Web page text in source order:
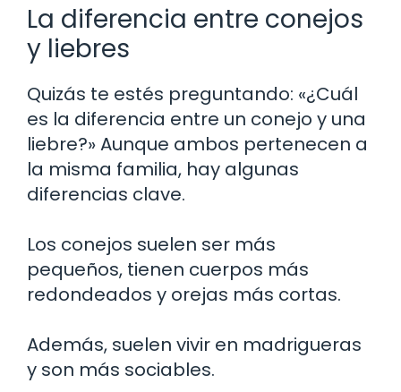
La diferencia entre conejos
y liebres
Quizás te estés preguntando: «¿Cuál
es la diferencia entre un conejo y una
liebre?» Aunque ambos pertenecen a
la misma familia, hay algunas
diferencias clave.
Los conejos suelen ser más
pequeños, tienen cuerpos más
redondeados y orejas más cortas.
Además, suelen vivir en madrigueras
y son más sociables.